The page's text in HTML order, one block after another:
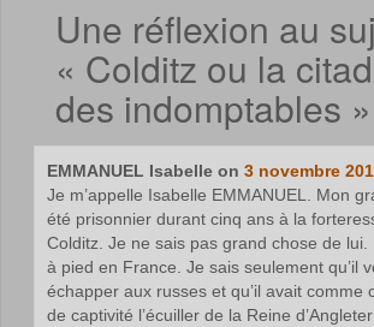
Une réflexion au
« Colditz ou la
des indomptables »
EMMANUEL Isabelle on3 novembre
Je m’appelle Isabelle EMMANUEL. Mon
été prisonnier durant cinq ans à la
Colditz. Je ne sais pas grand chose de lui.
à pied en France. Je sais seulement qu’il
échapper aux russes et qu’il avait comme
de captivité l’écuiller de la Reine